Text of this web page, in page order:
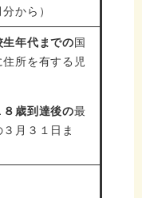
分から）
生年代までの国
住所を有する児
８歳到達後の最
３月３１日ま